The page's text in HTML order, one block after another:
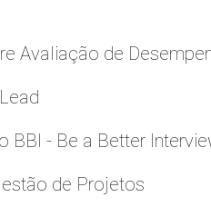
Avaliação de
BBI - Be a Better
de Projetos